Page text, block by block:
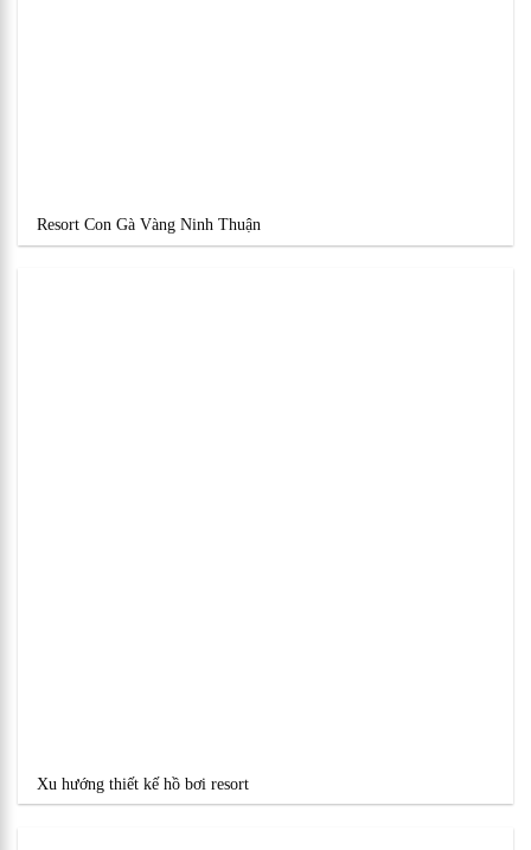
Resort Con Gà Vàng Ninh Thuận
Xu hướng thiết kế hồ bơi resort